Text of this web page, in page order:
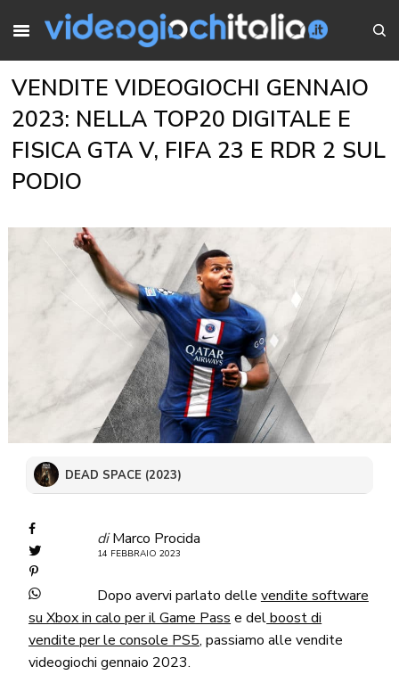
VENDITE VIDEOGIOCHI GENNAIO
2023: NELLA TOP20 DIGITALE E
FISICA GTA V, FIFA 23 E RDR 2 SUL
PODIO
DEAD SPACE (2023)
di Marco Procida
14 FEBBRAIO 2023
Dopo avervi parlato delle vendite software
su Xbox in calo per il Game Pass e delboost di
vendite per le console PS5, passiamo alle vendite
videogiochi gennaio 2023.